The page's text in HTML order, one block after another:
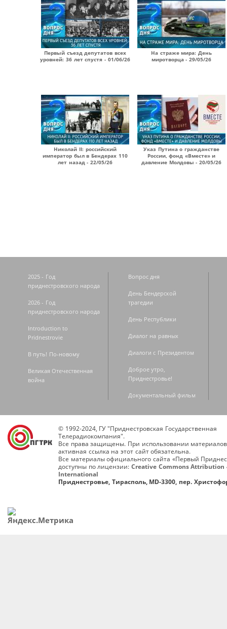
Первый съезд депутатов всех
уровней: 36 лет спустя - 01/06/26
На страже мира: День
миротворца - 29/05/26
Николай II: российский
император был в Бендерах 110
лет назад - 22/05/26
Указ Путина о гражданстве
России, фонд «Вместе» и
давление Молдовы - 20/05/26
2025 - Год
приднестровского народа
2026 - Год
приднестровского народа
Introduction to
Pridnestrovie
В путь! По-новому
Великая Отечественная
война
Вопрос дня
День Бендерской
трагедии
День Республики
Диалог на равных
Диалоги с Президентом
Доброе утро,
Приднестровье!
Документальный фильм
© 1992-2024, ГУ "Приднестровская Государственная
Телерадиокомпания".
Все права защищены. При использовании
активная ссылка на этот сайт обязательна.
Все материалы официального сайта «Первый
доступны по лицензии: Creative Commons Attribution
International
Приднестровье, Тирасполь, MD-3300, пер.